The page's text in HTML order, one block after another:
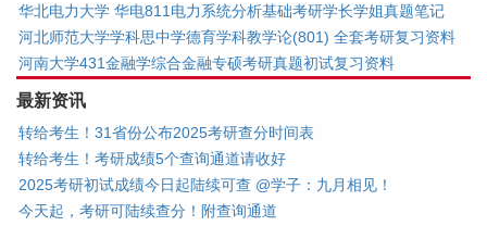
华北电力大学 华电811电力系统分析基础考研学长学姐真题笔记
河北师范大学学科思中学德育学科教学论(801) 全套考研复习资料
河南大学431金融学综合金融专硕考研真题初试复习资料
最新资讯
转给考生！31省份公布2025考研查分时间表
转给考生！考研成绩5个查询通道请收好
2025考研初试成绩今日起陆续可查 @学子：九月相见！
今天起，考研可陆续查分！附查询通道